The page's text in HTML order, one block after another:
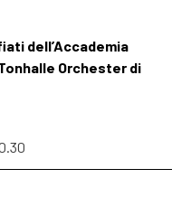
dell’Accademia
Orchester di